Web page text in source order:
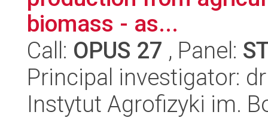
biomass - as...
Call: OPUS 27 , Panel:
Principal investigator:
Instytut Agrofizyki im.